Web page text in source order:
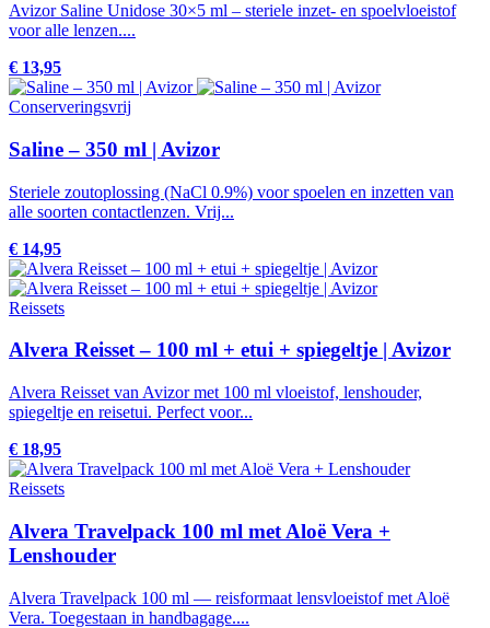
Avizor Saline Unidose 30×5 ml – steriele inzet- en spoelvloeistof
voor alle lenzen....
€ 13,95
Conserveringsvrij
Saline – 350 ml | Avizor
Steriele zoutoplossing (NaCl 0.9%) voor spoelen en inzetten van
alle soorten contactlenzen. Vrij...
€ 14,95
Reissets
Alvera Reisset – 100 ml + etui + spiegeltje | Avizor
Alvera Reisset van Avizor met 100 ml vloeistof, lenshouder,
spiegeltje en reisetui. Perfect voor...
€ 18,95
Reissets
Alvera Travelpack 100 ml met Aloë Vera +
Lenshouder
Alvera Travelpack 100 ml — reisformaat lensvloeistof met Aloë
Vera. Toegestaan in handbagage....